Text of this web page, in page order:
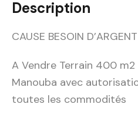
Description
CAUSE BESOIN
A Vendre Terrain 400
Manouba avec
toutes les commodités